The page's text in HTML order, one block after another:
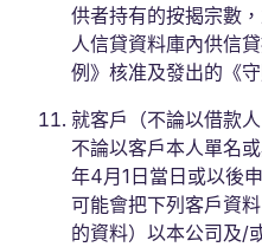
供者持有的按揭宗數
人信貸資料庫內供信
例》核准及發出的《
就客戶（不論以借款
不論以客戶本人單名
年4月1日當日或以後
可能會把下列客戶資
的資料）以本公司及/